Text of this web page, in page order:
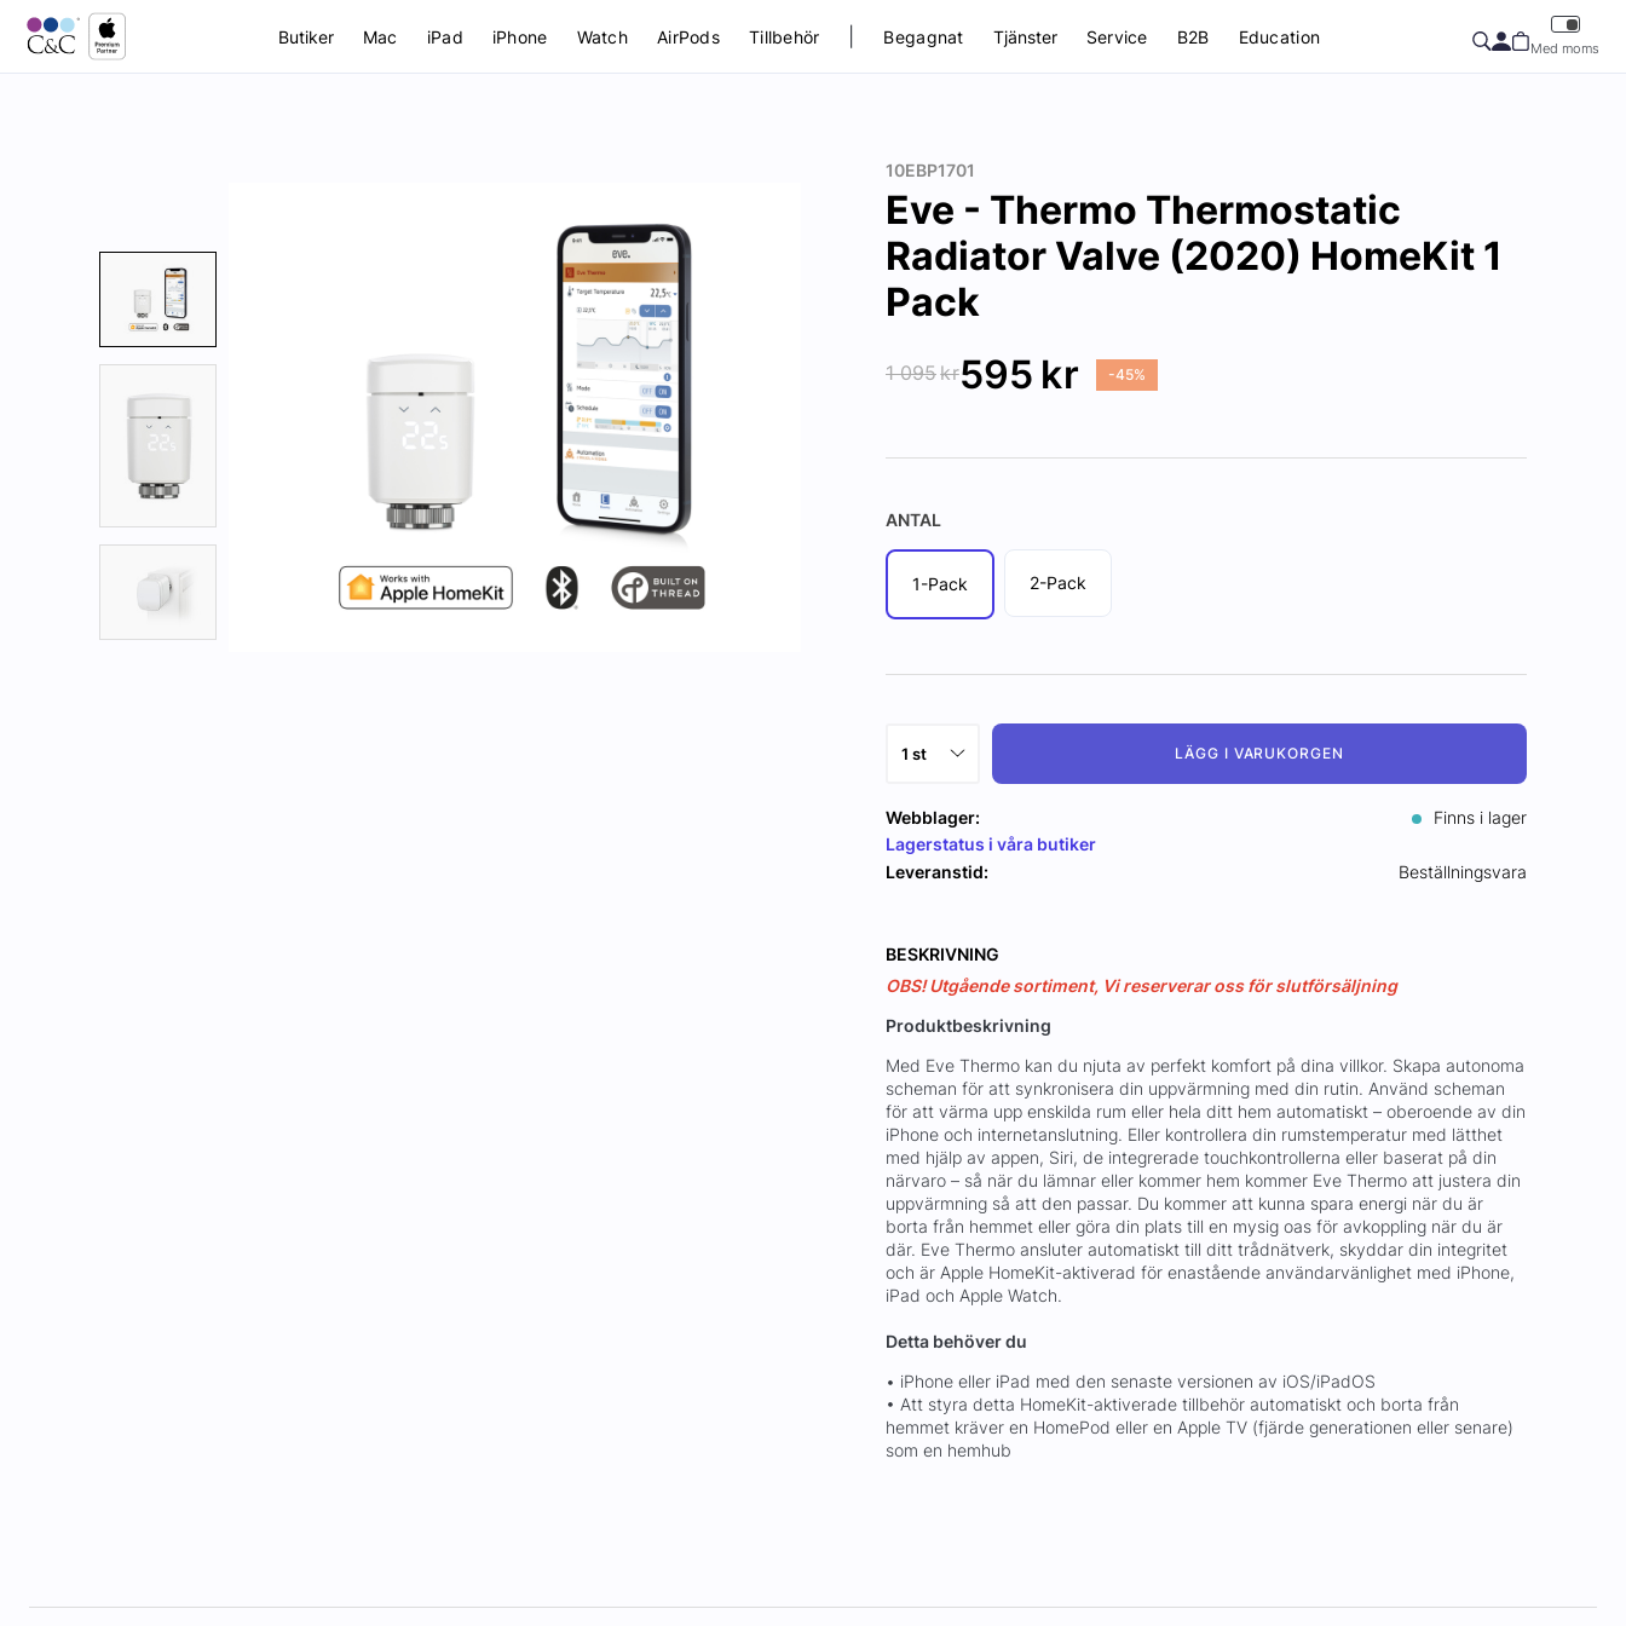
Butiker Mac iPad iPhone Watch AirPods Tillbehör Begagnat Tjänster Service B2B Education
Med moms
10EBP1701
Eve - Thermo Thermostatic
Radiator Valve (2020) HomeKit 1
Pack
1 095kr595 kr -45%
ANTAL
1-Pack 2-Pack
LÄGG I VARUKORGEN
Webblager:
Finns i lager
Lagerstatus i våra butiker
Leveranstid:
Beställningsvara
BESKRIVNING
OBS! Utgående sortiment, Vi reserverar oss för slutförsäljning
Produktbeskrivning
Med Eve Thermo kan du njuta av perfekt komfort på dina villkor. Skapa autonoma
scheman för att synkronisera din uppvärmning med din rutin. Använd scheman
för att värma upp enskilda rum eller hela ditt hem automatiskt – oberoende av din
iPhone och internetanslutning. Eller kontrollera din rumstemperatur med lätthet
med hjälp av appen, Siri, de integrerade touchkontrollerna eller baserat på din
närvaro – så när du lämnar eller kommer hem kommer Eve Thermo att justera din
uppvärmning så att den passar. Du kommer att kunna spara energi när du är
borta från hemmet eller göra din plats till en mysig oas för avkoppling när du är
där. Eve Thermo ansluter automatiskt till ditt trådnätverk, skyddar din integritet
och är Apple HomeKit-aktiverad för enastående användarvänlighet med iPhone,
iPad och Apple Watch.
Detta behöver du
• iPhone eller iPad med den senaste versionen av iOS/iPadOS
• Att styra detta HomeKit-aktiverade tillbehör automatiskt och borta från
hemmet kräver en HomePod eller en Apple TV (fjärde generationen eller senare)
som en hemhub